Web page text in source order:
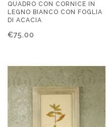
QUADRO CON CORNICE IN
LEGNO BIANCO CON FOGLIA
DI ACACIA
€75.00